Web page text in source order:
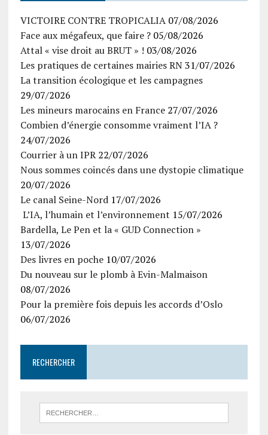
VICTOIRE CONTRE TROPICALIA 07/08/2026
Face aux mégafeux, que faire ? 05/08/2026
Attal « vise droit au BRUT » ! 03/08/2026
Les pratiques de certaines mairies RN 31/07/2026
La transition écologique et les campagnes
29/07/2026
Les mineurs marocains en France 27/07/2026
Combien d’énergie consomme vraiment l’IA ?
24/07/2026
Courrier à un IPR 22/07/2026
Nous sommes coincés dans une dystopie climatique
20/07/2026
Le canal Seine-Nord 17/07/2026
L’IA, l’humain et l’environnement 15/07/2026
Bardella, Le Pen et la « GUD Connection »
13/07/2026
Des livres en poche 10/07/2026
Du nouveau sur le plomb à Evin-Malmaison
08/07/2026
Pour la première fois depuis les accords d’Oslo
06/07/2026
RECHERCHER